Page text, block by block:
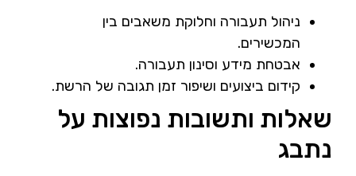
ניהול תעבורה וחלוקת משאבים בין
המכשירים.
אבטחת מידע וסינון תעבורה.
קידום ביצועים ושיפור זמן תגובה של הרשת.
שאלות ותשובות נפוצות על
נתבג